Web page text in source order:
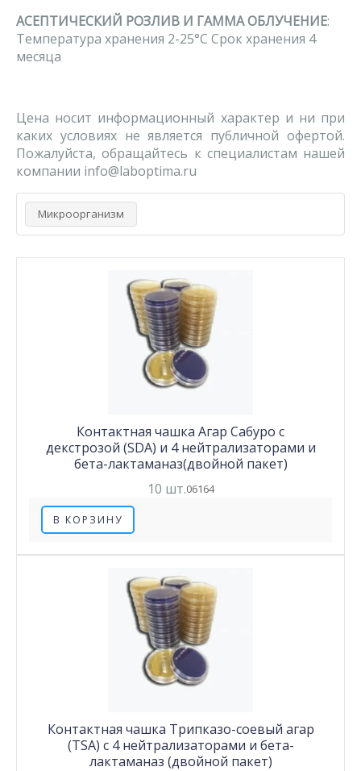
АСЕПТИЧЕСКИЙ РОЗЛИВ И ГАММА ОБЛУЧЕНИЕ:
Tемпература хранения 2-25°С Срок хранения 4
месяца
Цена носит информационный характер и ни при
каких условиях не является публичной офертой.
Пожалуйста, обращайтесь к специалистам нашей
компании info@laboptima.ru
Микроорганизм
Контактная чашка Агар Сабуро с
декстрозой (SDA) и 4 нейтрализаторами и
бета-лактаманаз(двойной пакет)
10 шт.06164
В КОРЗИНУ
Контактная чашка Трипказо-соевый агар
(TSA) с 4 нейтрализаторами и бета-
лактаманаз (двойной пакет)